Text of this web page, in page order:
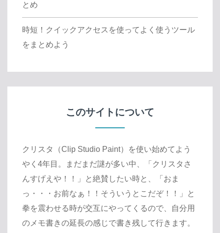
とめ
時短！クイックアクセスを使ってよく使うツール
をまとめよう
このサイトについて
クリスタ（Clip Studio Paint）を使い始めてよう
やく4年目。まだまだ謎が多い中、「クリスタさ
んすげえや！！」と絶賛したい時と、「おま
っ・・・お前なぁ！！そういうとこだぞ！！」と
拳を震わせる時が交互にやってくるので、自分用
のメモ書きの延長の感じで書き残して行きます。